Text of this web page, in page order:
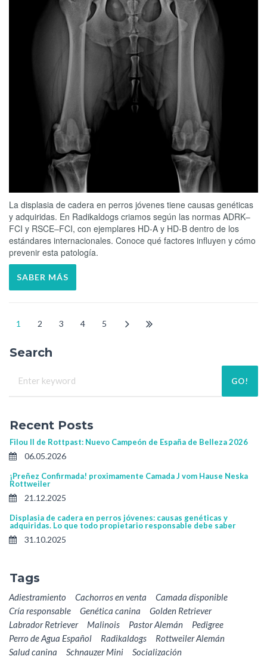
La displasia de cadera en perros jóvenes tiene causas genéticas
y adquiridas. En Radikaldogs criamos según las normas ADRK–
FCI y RSCE–FCI, con ejemplares HD-A y HD-B dentro de los
estándares internacionales. Conoce qué factores influyen y cómo
prevenir esta patología.
SABER MÁS
1 2 3 4 5
Search
GO!
Recent Posts
Filou II de Rottpast: Nuevo Campeón de España de Belleza 2026
06.05.2026
¡Preñez Confirmada! proximamente Camada J vom Hause Neska
Rottweiler
21.12.2025
Displasia de cadera en perros jóvenes: causas genéticas y
adquiridas. Lo que todo propietario responsable debe saber
31.10.2025
Tags
Adiestramiento Cachorros en venta
Camada disponible
Cría responsable
Genética canina
Golden Retriever
Labrador Retriever
Malinois Pastor Alemán
Pedigree
Perro de Agua Español
Radikaldogs
Rottweiler Alemán
Salud canina
Schnauzer Mini
Socialización